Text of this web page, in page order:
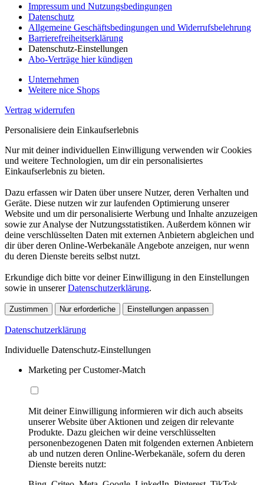
Impressum und Nutzungsbedingungen
Datenschutz
Allgemeine Geschäftsbedingungen und Widerrufsbelehrung
Barrierefreiheitserklärung
Datenschutz-Einstellungen
Abo-Verträge hier kündigen
Unternehmen
Weitere nice Shops
Vertrag widerrufen
Personalisiere dein Einkaufserlebnis
Nur mit deiner individuellen Einwilligung verwenden wir Cookies
und weitere Technologien, um dir ein personalisiertes
Einkaufserlebnis zu bieten.
Dazu erfassen wir Daten über unsere Nutzer, deren Verhalten und
Geräte. Diese nutzen wir zur laufenden Optimierung unserer
Website und um dir personalisierte Werbung und Inhalte anzuzeigen
sowie zur Analyse der Nutzungsstatistiken. Außerdem können wir
deine verschlüsselten Daten mit externen Anbietern abgleichen und
dir über deren Online-Werbekanäle Angebote anzeigen, nur wenn
du deren Dienste bereits selbst nutzt.
Erkundige dich bitte vor deiner Einwilligung in den Einstellungen
sowie in unsererDatenschutzerklärung.
Zustimmen Nur erforderliche Einstellungen anpassen
Datenschutzerklärung
Individuelle Datenschutz-Einstellungen
Marketing per Customer-Match
Mit deiner Einwilligung informieren wir dich auch abseits
unserer Website über Aktionen und zeigen dir relevante
Produkte. Dazu gleichen wir deine verschlüsselten
personenbezogenen Daten mit folgenden externen Anbietern
ab und nutzen deren Online-Werbekanäle, sofern du deren
Dienste bereits nutzt: